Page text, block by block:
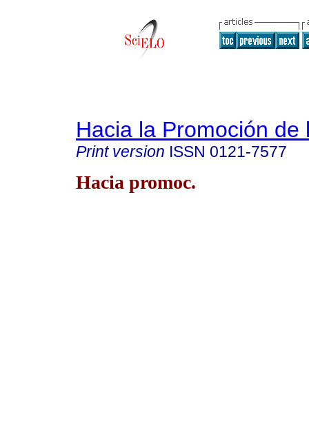
Hacia la Promoción de
Print version ISSN 0121-7577
Hacia promoc.